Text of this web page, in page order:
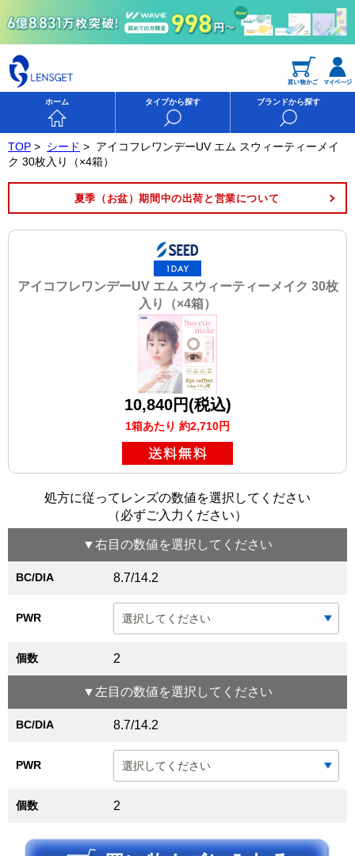
ホーム タイプから探す ブランドから探す
TOP > シード > アイコフレワンデーUV エム スウィーティーメイ
ク 30枚入り（×4箱）
夏季（お盆）期間中の出荷と営業について
アイコフレワンデーUV エム スウィーティーメイク 30枚
入り（×4箱）
10,840円(税込)
1箱あたり 約2,710円
処方に従ってレンズの数値を選択してください
（必ずご入力ください）
▼右目 の数値を選択してください
BC/DIA 8.7/14.2
PWR
個数 2
▼ 左目 の数値を選択してください
BC/DIA 8.7/14.2
PWR
個数 2